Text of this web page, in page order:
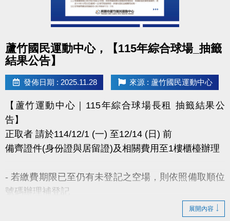
蘆竹國民運動中心，【115年綜合球場_抽籤
結果公告】
發佈日期 : 2025.11.28 來源 : 蘆竹國民運動中心
【蘆竹運動中心｜115年綜合球場長租 抽籤結果公
告】
正取者 請於114/12/1 (一) 至12/14 (日) 前
備齊證件(身份證與居留證)及相關費用至1樓櫃檯辦理
- 若繳費期限已至仍有未登記之空場，則依照備取順位
號碼辦理補登記
- 若備取皆放棄租借權利，將於114年12月22日(一)公
展開內容